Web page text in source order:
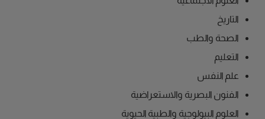
التاريخ
الصحة والطب
التعليم
علم النفس
الفنون البصرية والاستعراضية
العلوم البيولوجية والطبية الحيوية